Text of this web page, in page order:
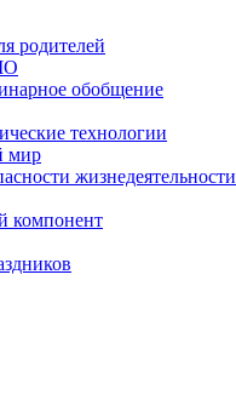
родителей
обобщение
технологии
мир
жизнедеятельности
компонент